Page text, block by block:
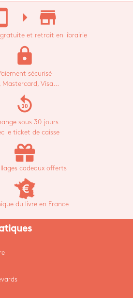
arrow_right store_mall_directory
gratuite et retrait en librairie
lock
sécurisé
Mastercard, Visa...
replay_30
sous 30 jours
le ticket de caisse
cadeaux offerts
du livre en France